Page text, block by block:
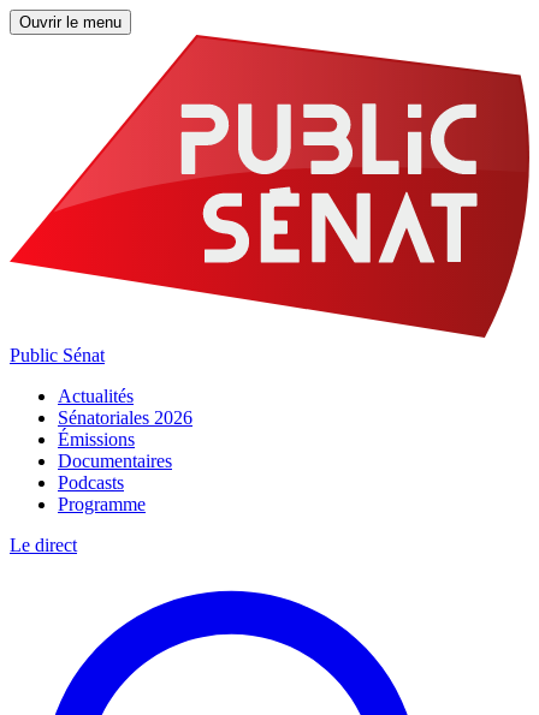
Ouvrir le menu
Public Sénat
Actualités
Sénatoriales 2026
Émissions
Documentaires
Podcasts
Programme
Le direct